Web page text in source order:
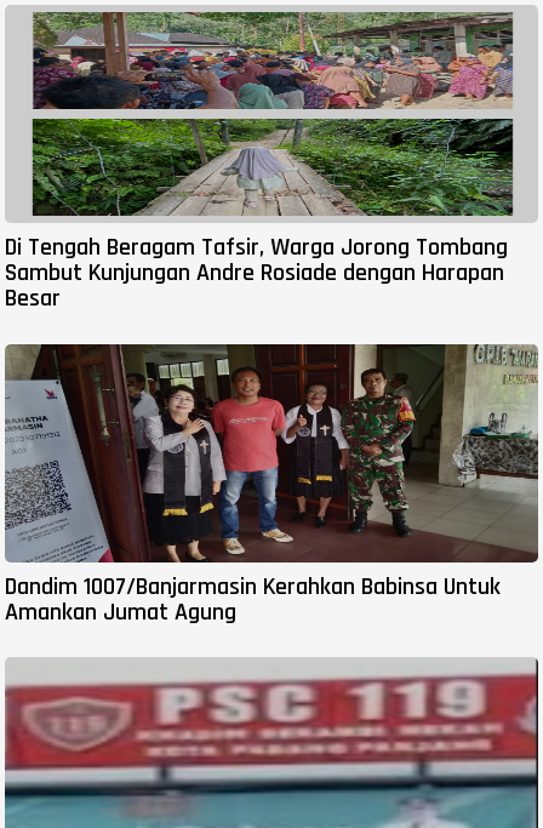
Di Tengah Beragam Tafsir, Warga Jorong Tombang
Sambut Kunjungan Andre Rosiade dengan Harapan
Besar
Dandim 1007/Banjarmasin Kerahkan Babinsa Untuk
Amankan Jumat Agung